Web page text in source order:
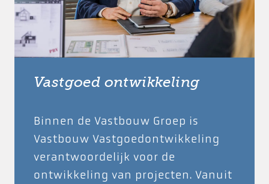
Vastgoed ontwikkeling
Binnen de Vastbouw Groep is
Vastbouw Vastgoedontwikkeling
verantwoordelijk voor de
ontwikkeling van projecten. Vanuit